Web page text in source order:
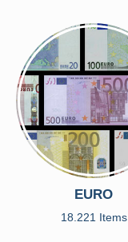
EURO
18.221 Items